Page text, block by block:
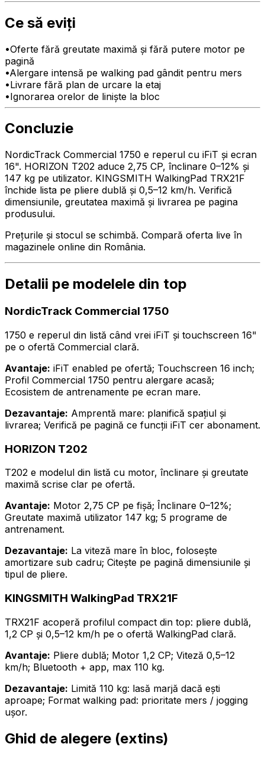
Ce să eviți
•Oferte fără greutate maximă și fără putere motor pe
pagină
•Alergare intensă pe walking pad gândit pentru mers
•Livrare fără plan de urcare la etaj
•Ignorarea orelor de liniște la bloc
Concluzie
NordicTrack Commercial 1750 e reperul cu iFiT și ecran
16". HORIZON T202 aduce 2,75 CP, înclinare 0–12% și
147 kg pe utilizator. KINGSMITH WalkingPad TRX21F
închide lista pe pliere dublă și 0,5–12 km/h. Verifică
dimensiunile, greutatea maximă și livrarea pe pagina
produsului.
Prețurile și stocul se schimbă. Compară oferta live în
magazinele online din România.
Detalii pe modelele din top
NordicTrack Commercial 1750
1750 e reperul din listă când vrei iFiT și touchscreen 16"
pe o ofertă Commercial clară.
Avantaje: iFiT enabled pe ofertă; Touchscreen 16 inch;
Profil Commercial 1750 pentru alergare acasă;
Ecosistem de antrenamente pe ecran mare.
Dezavantaje: Amprentă mare: planifică spațiul și
livrarea; Verifică pe pagină ce funcții iFiT cer abonament.
HORIZON T202
T202 e modelul din listă cu motor, înclinare și greutate
maximă scrise clar pe ofertă.
Avantaje: Motor 2,75 CP pe fișă; Înclinare 0–12%;
Greutate maximă utilizator 147 kg; 5 programe de
antrenament.
Dezavantaje: La viteză mare în bloc, folosește
amortizare sub cadru; Citește pe pagină dimensiunile și
tipul de pliere.
KINGSMITH WalkingPad TRX21F
TRX21F acoperă profilul compact din top: pliere dublă,
1,2 CP și 0,5–12 km/h pe o ofertă WalkingPad clară.
Avantaje: Pliere dublă; Motor 1,2 CP; Viteză 0,5–12
km/h; Bluetooth + app, max 110 kg.
Dezavantaje: Limită 110 kg: lasă marjă dacă ești
aproape; Format walking pad: prioritate mers / jogging
ușor.
Ghid de alegere (extins)